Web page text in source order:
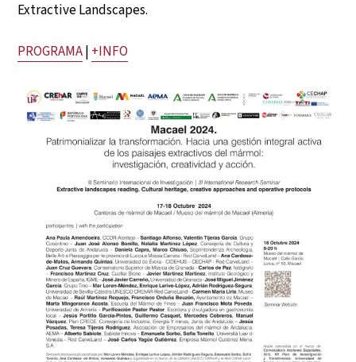
Extractive Landscapes.
PROGRAMA| +INFO